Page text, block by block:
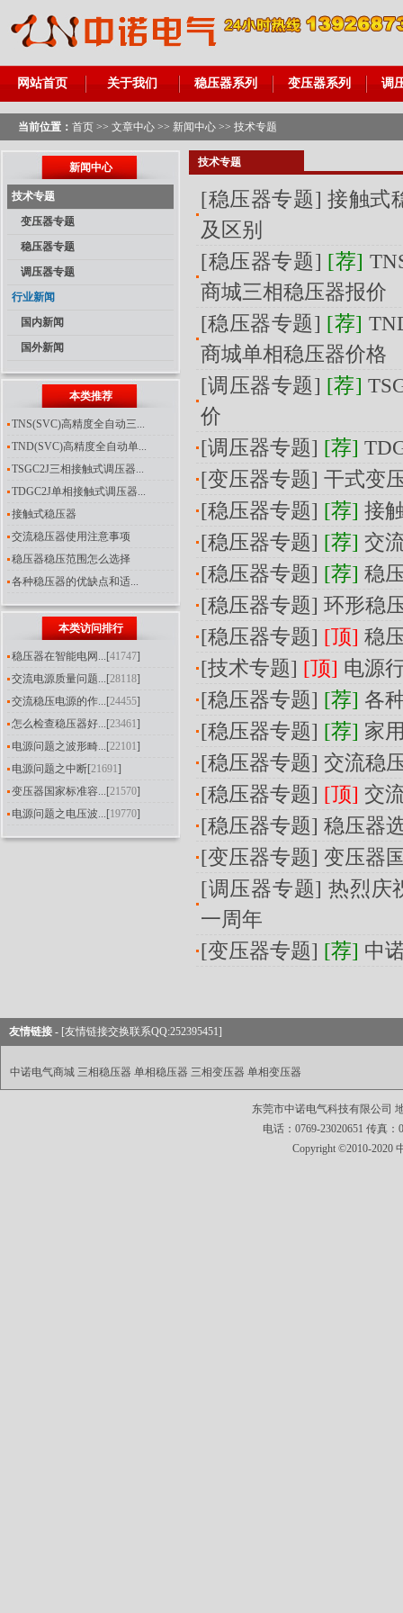
网站首页 关于我们 稳压器系列 变压器系列 调
当前位置： 首页 >> 文章中心 >> 新闻中心 >> 技术专题
新闻中心
技术专题
变压器专题
稳压器专题
调压器专题
行业新闻
国内新闻
国外新闻
本类推荐
TNS(SVC)高精度全自动三...
TND(SVC)高精度全自动单...
TSGC2J三相接触式调压器...
TDGC2J单相接触式调压器...
接触式稳压器
交流稳压器使用注意事项
稳压器稳压范围怎么选择
各种稳压器的优缺点和适...
本类访问排行
稳压器在智能电网... [41747]
交流电源质量问题... [28118]
交流稳压电源的作... [24455]
怎么检查稳压器好... [23461]
电源问题之波形畸... [22101]
电源问题之中断[21691]
变压器国家标准容... [21570]
电源问题之电压波... [19770]
技术专题
[稳压器专题]接触式
及区别
[稳压器专题] [荐]
商城三相稳压器报价
[稳压器专题] [荐]
商城单相稳压器价格
[调压器专题] [荐]
价
[调压器专题] [荐]
[变压器专题] 干式变
[稳压器专题] [荐] 接
[稳压器专题] [荐] 交
[稳压器专题] [荐] 稳
[稳压器专题] 环形稳
[稳压器专题] [顶] 稳
[技术专题] [顶] 电源
[稳压器专题] [荐] 各
[稳压器专题] [荐] 家
[稳压器专题] 交流稳
[稳压器专题] [顶] 交
[稳压器专题] 稳压器
[变压器专题] 变压器
[调压器专题]热烈庆
一周年
[变压器专题] [荐] 中
友情链接 - [友情链接交换联系QQ:252395451]
中诺电气商城 三相稳压器 单相稳压器 三相变压器 单相变压器
东莞市中诺电气科技有限公司
电话：0769-23020651 传真：
Copyright ©2010-2020